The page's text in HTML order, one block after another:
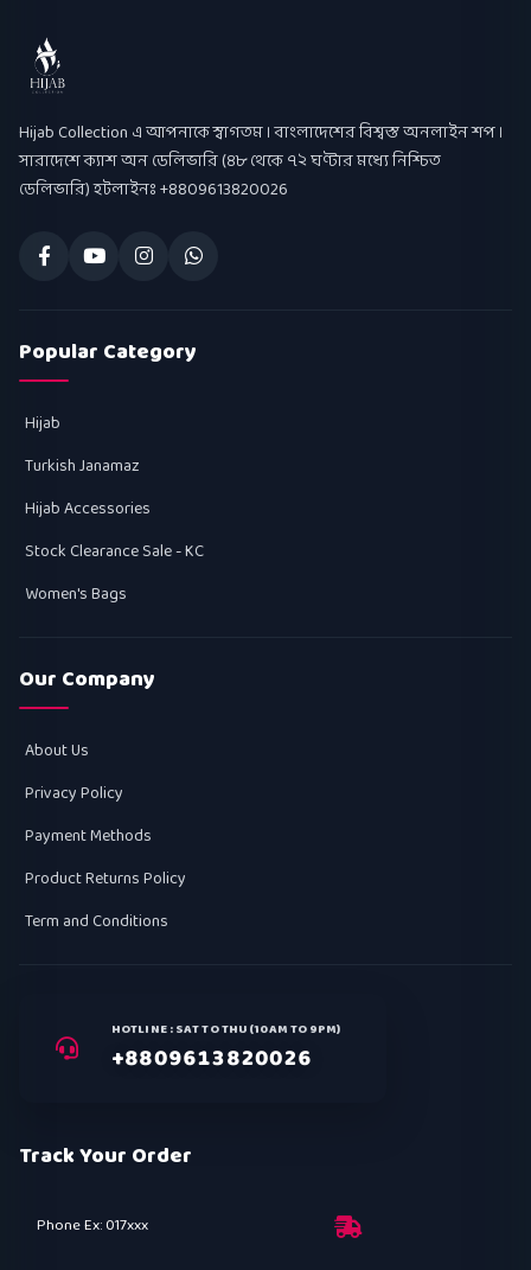
Hijab Collection
Hijab Collection এ আপনাকে স্বাগতম । বাংলাদেশের বিশ্বস্ত অনলাইন শপ ।
সারাদেশে ক্যাশ অন ডেলিভারি (৪৮ থেকে ৭২ ঘণ্টার মধ্যে নিশ্চিত
ডেলিভারি) হটলাইনঃ +8809613820026
Popular Category
Hijab
Turkish Janamaz
Hijab Accessories
Stock Clearance Sale - KC
Women's Bags
Our Company
About Us
Privacy Policy
Payment Methods
Product Returns Policy
Term and Conditions
HOTLINE : SAT TO THU (10AM TO 9PM)
+8809613820026
Track Your Order